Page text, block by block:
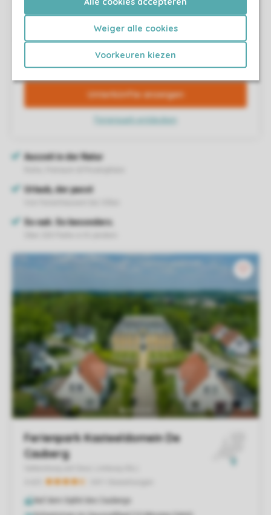
Weiger alle cookies
Voorkeuren kiezen